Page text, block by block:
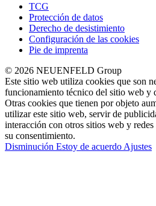
TCG
Protección de datos
Derecho de desistimiento
Configuración de las cookies
Pie de imprenta
© 2026 NEUENFELD Group
Este sitio web utiliza cookies que son
funcionamiento técnico del sitio web y
Otras cookies que tienen por objeto
utilizar este sitio web, servir de
interacción con otros sitios web y redes
su consentimiento.
Disminución Estoy de acuerdo Ajustes